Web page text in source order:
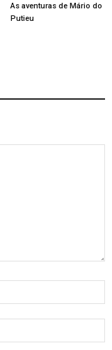
As aventuras de Mário do
Putieu